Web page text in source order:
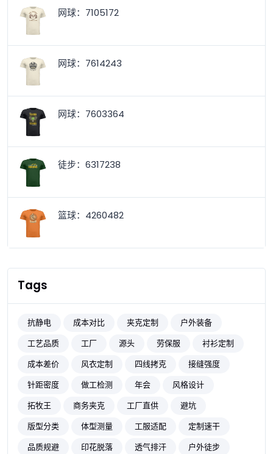
网球：7105172
网球：7614243
网球：7603364
徒步：6317238
篮球：4260482
Tags
抗静电 成本对比 夹克定制
户外装备
工艺品质
工厂 源头 劳保服
衬衫定制
成本差价
风衣定制 四线拷克
接缝强度
针距密度
做工检测 年会
风格设计
拓牧王
商务夹克 工厂直供
避坑
版型分类
体型测量 工服适配
定制速干
品质规避
印花脱落 透气排汗
户外徒步